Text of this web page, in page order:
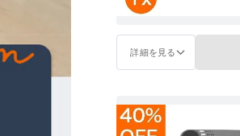
詳細を見る